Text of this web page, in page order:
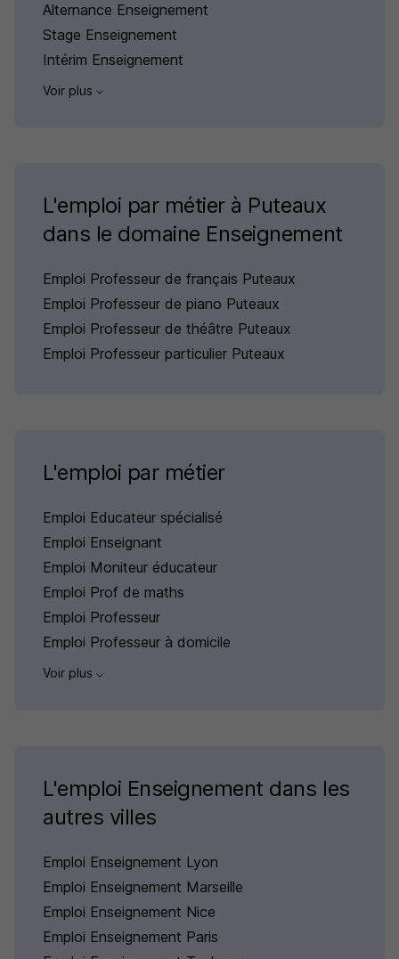
Alternance Enseignement
Stage Enseignement
Intérim Enseignement
Voir plus
L'emploi par métier à Puteaux
dans le domaine Enseignement
Emploi Professeur de français Puteaux
Emploi Professeur de piano Puteaux
Emploi Professeur de théâtre Puteaux
Emploi Professeur particulier Puteaux
L'emploi par métier
Emploi Educateur spécialisé
Emploi Enseignant
Emploi Moniteur éducateur
Emploi Prof de maths
Emploi Professeur
Emploi Professeur à domicile
Voir plus
L'emploi Enseignement dans les
autres villes
Emploi Enseignement Lyon
Emploi Enseignement Marseille
Emploi Enseignement Nice
Emploi Enseignement Paris